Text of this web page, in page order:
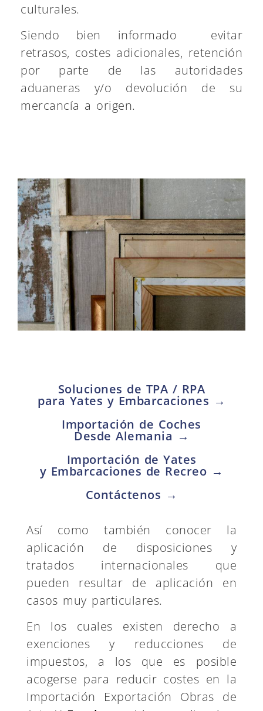
culturales.
Siendo bien informado evitar
retrasos, costes adicionales, retención
por parte de las autoridades
aduaneras y/o devolución de su
mercancía a origen.
Soluciones de TPA / RPA
para Yates y Embarcaciones →
Importación de Coches
Desde Alemania →
Importación de Yates
y Embarcaciones de Recreo →
Contáctenos →
Así como también conocer la
aplicación de disposiciones y
tratados internacionales que
pueden resultar de aplicación en
casos muy particulares.
En los cuales existen derecho a
exenciones y reducciones de
impuestos, a los que es posible
acogerse para reducir costes en la
Importación Exportación Obras de